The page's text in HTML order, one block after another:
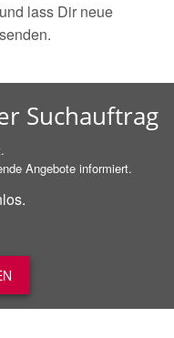
lass Dir neue
Suchauftrag
Angebote informiert.